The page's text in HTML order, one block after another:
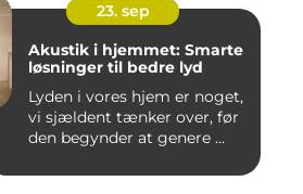
23. sep
Akustik i hjemmet: Smarte
løsninger til bedre lyd
Lyden i vores hjem er noget,
vi sjældent tænker over, før
den begynder at genere ...